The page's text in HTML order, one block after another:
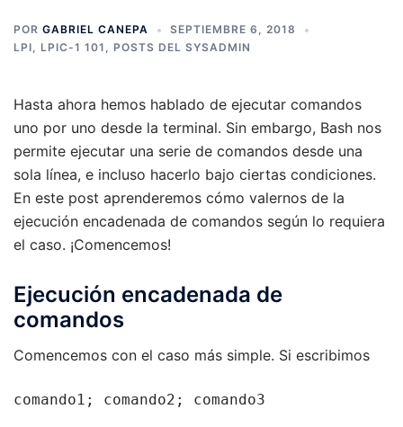
POR GABRIEL CANEPA
SEPTIEMBRE 6, 2018
LPI, LPIC-1 101 , POSTS DEL SYSADMIN
Hasta ahora hemos hablado de ejecutar comandos
uno por uno desde la terminal. Sin embargo, Bash nos
permite ejecutar una serie de comandos desde una
sola línea, e incluso hacerlo bajo ciertas condiciones.
En este post aprenderemos cómo valernos de la
ejecución encadenada de comandos según lo requiera
el caso. ¡Comencemos!
Ejecución encadenada de
comandos
Comencemos con el caso más simple. Si escribimos
comando1; comando2; comando3